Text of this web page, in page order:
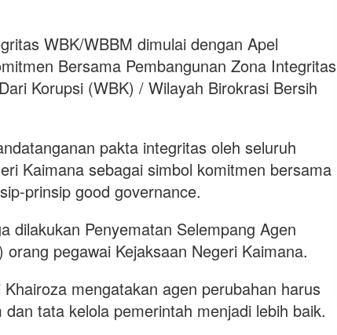
WBK/WBBM dimulai dengan Apel
Bersama Pembangunan Zona Integritas
Korupsi (WBK) / Wilayah Birokrasi Bersih
pakta integritas oleh seluruh
Kaimana sebagai simbol komitmen bersama
prinsip good governance.
dilakukan Penyematan Selempang Agen
pegawai Kejaksaan Negeri Kaimana.
mengatakan agen perubahan harus
tata kelola pemerintah menjadi lebih baik.